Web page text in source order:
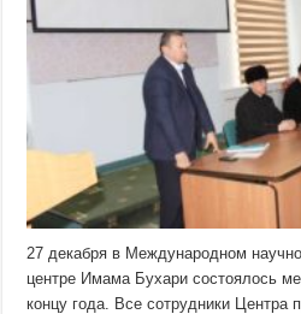
27 декабря в Международном
центре Имама Бухари состоялось
концу года. Все сотрудники Центра